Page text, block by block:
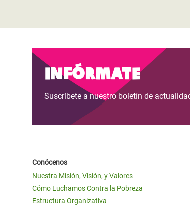
Infórmate
Suscríbete a nuestro boletín de
Conócenos
Nuestra Misión, Visión, y Valores
Cómo Luchamos Contra la Pobreza
Estructura Organizativa